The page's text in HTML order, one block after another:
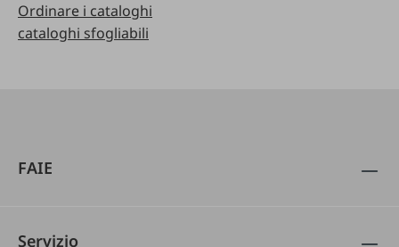
Ordinare i cataloghi
cataloghi sfogliabili
FAIE
Servizio